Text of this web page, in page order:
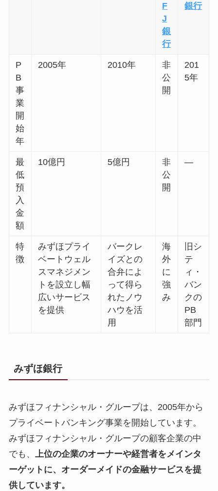
F
J
銀
行
銀行
P
B
事
業
開
始
年
2005年 2010年
非
公
開
201
5年
最
低
預
入
金
額
10億円 5億円
非
公
開
—
特
徴
みずほプライ
ベートウェル
スマネジメン
トを設立し幅
広いサービス
を提供
バークレ
イズとの
合弁によ
って得ら
れたノウ
ハウを活
用
海
外
に
強
み
旧シ
テ
ィ・
バン
クの
PB
部門
みずほ銀行
みずほフィナンシャル・グループは、2005年から
プライベートバンキング事業を開始しています。
みずほフィナンシャル・グループの顧客企業の中
でも、 上位の企業のオーナーや経営者をメインタ
ーゲットに、オーダーメイドの金融サービスを提
供しています。